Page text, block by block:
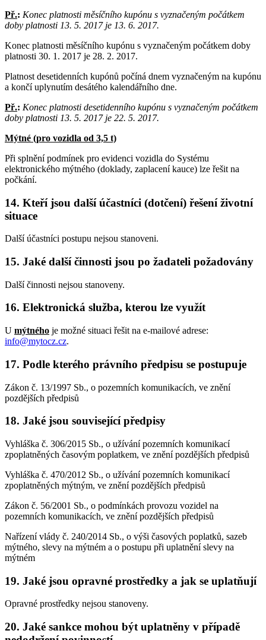
Př.: Konec platnosti měsíčního kupónu s vyznačeným počátkem
doby platnosti 13. 5. 2017 je 13. 6. 2017.
Konec platnosti měsíčního kupónu s vyznačeným počátkem doby
platnosti 30. 1. 2017 je 28. 2. 2017.
Platnost desetidenních kupónů počíná dnem vyznačeným na kupónu
a končí uplynutím desátého kalendářního dne.
Př.: Konec platnosti desetidenního kupónu s vyznačeným počátkem
doby platnosti 13. 5. 2017 je 22. 5. 2017.
Mýtné (pro vozidla od 3,5 t)
Při splnění podmínek pro evidenci vozidla do Systému
elektronického mýtného (doklady, zaplacení kauce) lze řešit na
počkání.
14. Kteří jsou další účastníci (dotčení) řešení životní
situace
Další účastníci postupu nejsou stanoveni.
15. Jaké další činnosti jsou po žadateli požadovány
Další činnosti nejsou stanoveny.
16. Elektronická služba, kterou lze využít
U mýtného je možné situaci řešit na e-mailové adrese:
info@mytocz.cz.
17. Podle kterého právního předpisu se postupuje
Zákon č. 13/1997 Sb., o pozemních komunikacích, ve znění
pozdějších předpisů
18. Jaké jsou související předpisy
Vyhláška č. 306/2015 Sb., o užívání pozemních komunikací
zpoplatněných časovým poplatkem, ve znění pozdějších předpisů
Vyhláška č. 470/2012 Sb., o užívání pozemních komunikací
zpoplatněných mýtným, ve znění pozdějších předpisů
Zákon č. 56/2001 Sb., o podmínkách provozu vozidel na
pozemních komunikacích, ve znění pozdějších předpisů
Nařízení vlády č. 240/2014 Sb., o výši časových poplatků, sazeb
mýtného, slevy na mýtném a o postupu při uplatnění slevy na
mýtném
19. Jaké jsou opravné prostředky a jak se uplatňují
Opravné prostředky nejsou stanoveny.
20. Jaké sankce mohou být uplatněny v případě